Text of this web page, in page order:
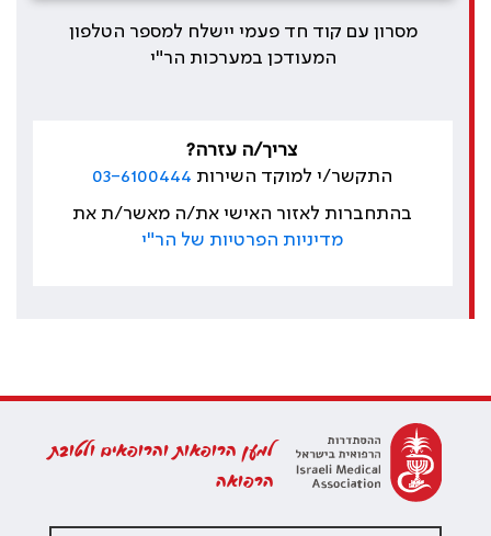
מסרון עם קוד חד פעמי יישלח למספר הטלפון
המעודכן במערכות הר"י
צריך/ה עזרה?
התקשר/י למוקד השירות 03-6100444
בהתחברות לאזור האישי את/ה מאשר/ת את
מדיניות הפרטיות של הר"י
למען הרופאות והרופאים ולטובת
הרפואה